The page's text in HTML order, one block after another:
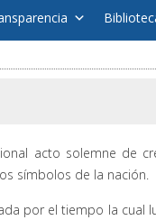
acto solemne de
símbolos de la nación.
por el tiempo la cual